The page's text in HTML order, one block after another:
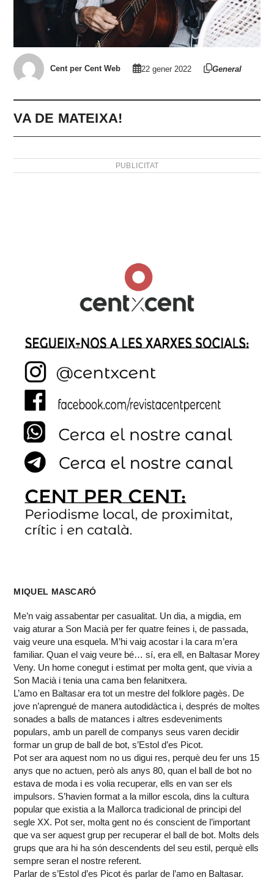
Cent per Cent Web 22 gener 2022 General
VA DE MATEIXA!
PUBLICITAT
MIQUEL MASCARÓ
Me’n vaig assabentar per casualitat. Un dia, a migdia, em
vaig aturar a Son Macià per fer quatre feines i, de passada,
vaig veure una esquela. M’hi vaig acostar i la cara m’era
familiar. Quan el vaig veure bé… sí, era ell, en Baltasar Morey
Veny. Un home conegut i estimat per molta gent, que vivia a
Son Macià i tenia una cama ben felanitxera.
L’amo en Baltasar era tot un mestre del folklore pagès. De
jove n’aprengué de manera autodidàctica i, després de moltes
sonades a balls de matances i altres esdeveniments
populars, amb un parell de companys seus varen decidir
formar un grup de ball de bot, s’Estol d’es Picot.
Pot ser ara aquest nom no us digui res, perquè deu fer uns 15
anys que no actuen, però als anys 80, quan el ball de bot no
estava de moda i es volia recuperar, ells en van ser els
impulsors. S’havien format a la millor escola, dins la cultura
popular que existia a la Mallorca tradicional de principi del
segle XX. Pot ser, molta gent no és conscient de l’important
que va ser aquest grup per recuperar el ball de bot. Molts dels
grups que ara hi ha són descendents del seu estil, perquè ells
sempre seran el nostre referent.
Parlar de s’Estol d’es Picot és parlar de l’amo en Baltasar.